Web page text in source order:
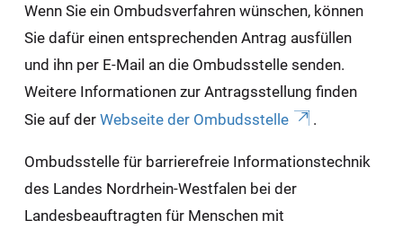
Wenn Sie ein Ombudsverfahren wünschen, können
Sie dafür einen entsprechenden Antrag ausfüllen
und ihn per E-Mail an die Ombudsstelle senden.
Weitere Informationen zur Antragsstellung finden
Sie auf der Webseite der Ombudsstelle .
Ombudsstelle für barrierefreie Informationstechnik
des Landes Nordrhein-Westfalen bei der
Landesbeauftragten für Men­schen mit